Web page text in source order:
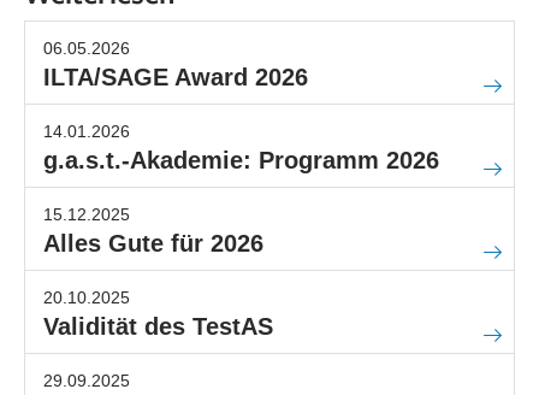
06.05.2026
ILTA/SAGE Award 2026
14.01.2026
g.a.s.t.-Akademie: Programm 2026
15.12.2025
Alles Gute für 2026
20.10.2025
Validität des TestAS
29.09.2025